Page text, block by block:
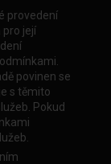
provedení
pro její
povinen se
s těmito
Pokud